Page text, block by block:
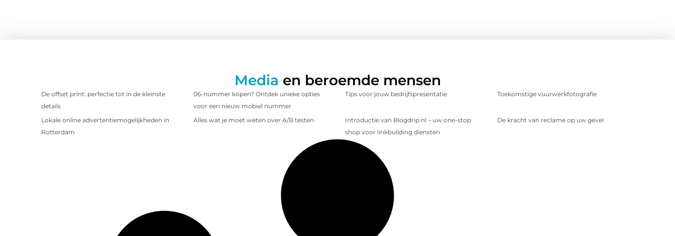
Media en beroemde mensen
De offset print: perfectie tot in de kleinste
details
06-nummer kopen? Ontdek unieke opties
voor een nieuw mobiel nummer
Tips voor jouw bedrijfspresentatie Toekomstige vuurwerkfotografie
Lokale online advertentiemogelijkheden in
Rotterdam
Alles wat je moet weten over A/B testen
Introductie van Blogdrip.nl – uw one-stop
shop voor linkbuilding diensten
De kracht van reclame op uw gevel